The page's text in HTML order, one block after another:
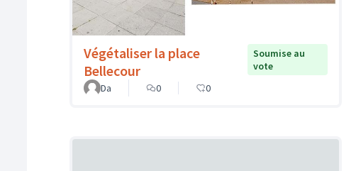
Végétaliser la place
Bellecour
Soumise au
vote
Da
0 0